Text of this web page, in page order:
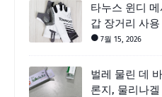
타누스 윈디
갑 장거리 사용
7월 15, 2026
벌레 물린 데
론지, 물리나